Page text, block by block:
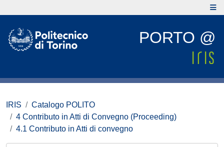
PORTO @
IRIS
Catalogo POLITO
4 Contributo in Atti di Convegno (Proceeding)
4.1 Contributo in Atti di convegno